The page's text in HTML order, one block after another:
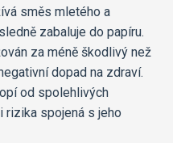
směs mletého a
zabaluje do papíru.
za méně škodlivý než
dopad na zdraví.
od spolehlivých
rizika spojená s jeho